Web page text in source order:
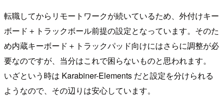
転職してからリモートワークが続いているため、外付けキー
ボード＋トラックボール前提の設定となっています。そのた
め内蔵キーボード＋トラックパッド向けにはさらに調整が必
要なのですが、当分はこれで困らないものと思われます。
いざという時は Karabiner-Elements だと設定を分けられる
ようなので、その辺りは安心しています。